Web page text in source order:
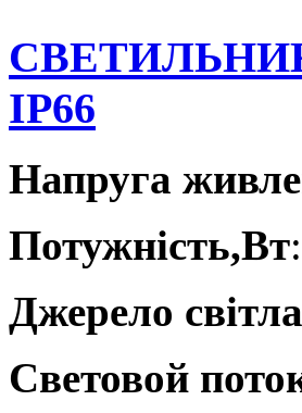
IP66
Напруга
Потужність,Вт
Джерело світла
Световой